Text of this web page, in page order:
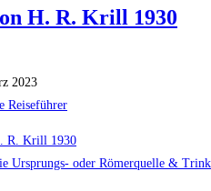
H. R. Krill 1930
2023
Reiseführer
R. Krill 1930